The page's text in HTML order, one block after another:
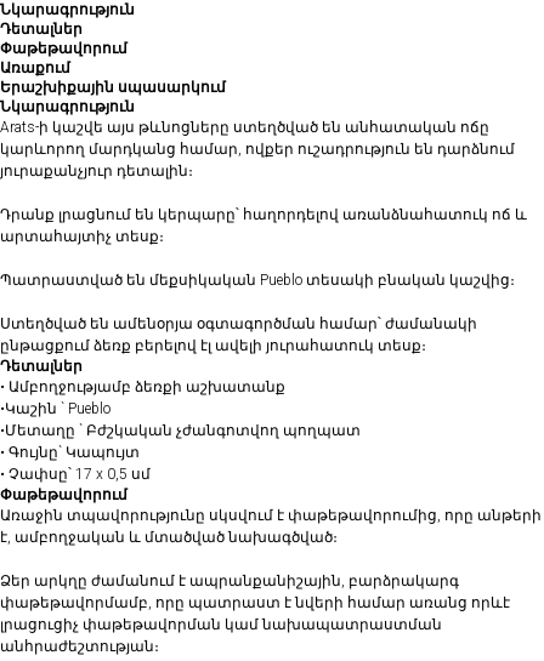
Նկարագրություն
Դետալներ
Փաթեթավորում
Առաքում
Երաշխիքային սպասարկում
Նկարագրություն
Arats-ի կաշվե այս թևնոցները ստեղծված են անհատական ոճը
կարևորող մարդկանց համար, ովքեր ուշադրություն են դարձնում
յուրաքանչյուր դետալին։
Դրանք լրացնում են կերպարը՝ հաղորդելով առանձնահատուկ ոճ և
արտահայտիչ տեսք։
Պատրաստված են մեքսիկական Pueblo տեսակի բնական կաշվից։
Ստեղծված են ամենօրյա օգտագործման համար՝ ժամանակի
ընթացքում ձեռք բերելով էլ ավելի յուրահատուկ տեսք։
Դետալներ
• Ամբողջությամբ ձեռքի աշխատանք
•Կաշին ` Pueblo
•Մետաղը ` Բժշկական չժանգոտվող պողպատ
• ⁠Գույնը` Կապույտ
• Չափսը՝ 17 x 0,5 սմ
Փաթեթավորում
Առաջին տպավորությունը սկսվում է փաթեթավորումից, որը անթերի
է, ամբողջական և մտածված նախագծված։
Ձեր արկղը ժամանում է ապրանքանիշային, բարձրակարգ
փաթեթավորմամբ, որը պատրաստ է նվերի համար առանց որևէ
լրացուցիչ փաթեթավորման կամ նախապատրաստման
անհրաժեշտության։